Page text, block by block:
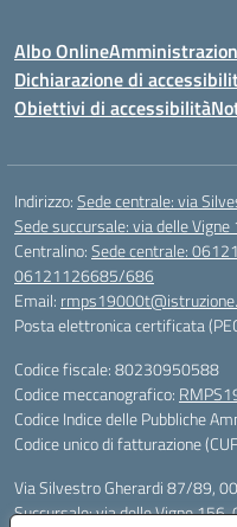
Albo Online
Dichiarazione di
Obiettivi di accessibilità
Indirizzo:Sede centrale: via
Sede succursale: via delle
Centralino:Sede centrale:
06121126685/686
Email:
Posta elettronica certificata
Codice fiscale: 80230950588
Codice meccanografico:
Codice Indice delle Pubbliche
Codice unico di fatturazione
Via Silvestro Gherardi 87/89,
Succursale: via delle Vigne